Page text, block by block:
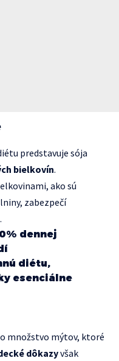
predstavuje sója
bielkovín.
ako sú
zabezpečí
dennej
diétu,
esenciálne
množstvo mýtov, ktoré
dôkazyvšak